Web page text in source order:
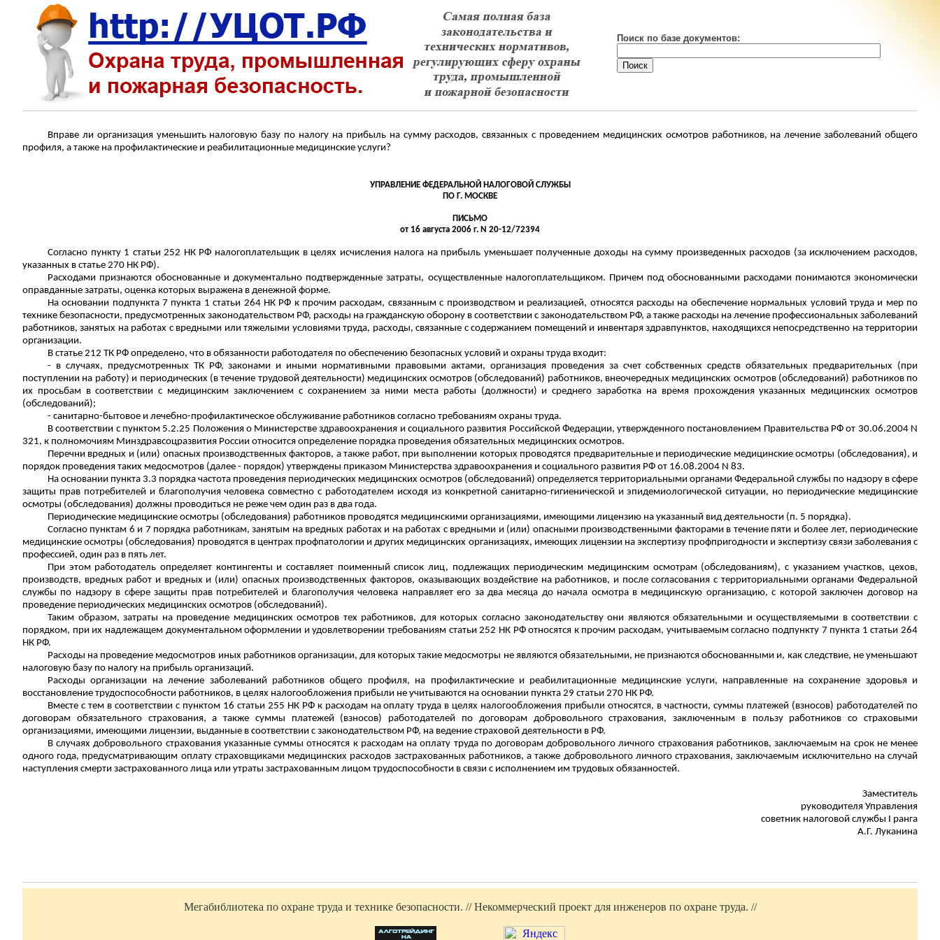
Поиск по базе документов:
Вправе ли организация уменьшить налоговую базу по налогу на прибыль на сумму расходов, связанных с проведением медицинских осмотров работников, на лечение заболеваний общего
профиля, а также на профилактические и реабилитационные медицинские услуги?
УПРАВЛЕНИЕ ФЕДЕРАЛЬНОЙ НАЛОГОВОЙ СЛУЖБЫ
ПО Г. МОСКВЕ
ПИСЬМО
от 16 августа 2006 г. N 20-12/72394
Согласно пункту 1 статьи 252 НК РФ налогоплательщик в целях исчисления налога на прибыль уменьшает полученные доходы на сумму произведенных расходов (за исключением расходов,
указанных в статье 270 НК РФ).
Расходами признаются обоснованные и документально подтвержденные затраты, осуществленные налогоплательщиком. Причем под обоснованными расходами понимаются экономически
оправданные затраты, оценка которых выражена в денежной форме.
На основании подпункта 7 пункта 1 статьи 264 НК РФ к прочим расходам, связанным с производством и реализацией, относятся расходы на обеспечение нормальных условий труда и мер по
технике безопасности, предусмотренных законодательством РФ, расходы на гражданскую оборону в соответствии с законодательством РФ, а также расходы на лечение профессиональных заболеваний
работников, занятых на работах с вредными или тяжелыми условиями труда, расходы, связанные с содержанием помещений и инвентаря здравпунктов, находящихся непосредственно на территории
организации.
В статье 212 ТК РФ определено, что в обязанности работодателя по обеспечению безопасных условий и охраны труда входит:
- в случаях, предусмотренных ТК РФ, законами и иными нормативными правовыми актами, организация проведения за счет собственных средств обязательных предварительных (при
поступлении на работу) и периодических (в течение трудовой деятельности) медицинских осмотров (обследований) работников, внеочередных медицинских осмотров (обследований) работников по
их просьбам в соответствии с медицинским заключением с сохранением за ними места работы (должности) и среднего заработка на время прохождения указанных медицинских осмотров
(обследований);
- санитарно-бытовое и лечебно-профилактическое обслуживание работников согласно требованиям охраны труда.
В соответствии с пунктом 5.2.25 Положения о Министерстве здравоохранения и социального развития Российской Федерации, утвержденного постановлением Правительства РФ от 30.06.2004 N
321, к полномочиям Минздравсоцразвития России относится определение порядка проведения обязательных медицинских осмотров.
Перечни вредных и (или) опасных производственных факторов, а также работ, при выполнении которых проводятся предварительные и периодические медицинские осмотры (обследования), и
порядок проведения таких медосмотров (далее - порядок) утверждены приказом Министерства здравоохранения и социального развития РФ от 16.08.2004 N 83.
На основании пункта 3.3 порядка частота проведения периодических медицинских осмотров (обследований) определяется территориальными органами Федеральной службы по надзору в сфере
защиты прав потребителей и благополучия человека совместно с работодателем исходя из конкретной санитарно-гигиенической и эпидемиологической ситуации, но периодические медицинские
осмотры (обследования) должны проводиться не реже чем один раз в два года.
Периодические медицинские осмотры (обследования) работников проводятся медицинскими организациями, имеющими лицензию на указанный вид деятельности (п. 5 порядка).
Согласно пунктам 6 и 7 порядка работникам, занятым на вредных работах и на работах с вредными и (или) опасными производственными факторами в течение пяти и более лет, периодические
медицинские осмотры (обследования) проводятся в центрах профпатологии и других медицинских организациях, имеющих лицензии на экспертизу профпригодности и экспертизу связи заболевания с
профессией, один раз в пять лет.
При этом работодатель определяет контингенты и составляет поименный список лиц, подлежащих периодическим медицинским осмотрам (обследованиям), с указанием участков, цехов,
производств, вредных работ и вредных и (или) опасных производственных факторов, оказывающих воздействие на работников, и после согласования с территориальными органами Федеральной
службы по надзору в сфере защиты прав потребителей и благополучия человека направляет его за два месяца до начала осмотра в медицинскую организацию, с которой заключен договор на
проведение периодических медицинских осмотров (обследований).
Таким образом, затраты на проведение медицинских осмотров тех работников, для которых согласно законодательству они являются обязательными и осуществляемыми в соответствии с
порядком, при их надлежащем документальном оформлении и удовлетворении требованиям статьи 252 НК РФ относятся к прочим расходам, учитываемым согласно подпункту 7 пункта 1 статьи 264
НК РФ.
Расходы на проведение медосмотров иных работников организации, для которых такие медосмотры не являются обязательными, не признаются обоснованными и, как следствие, не уменьшают
налоговую базу по налогу на прибыль организаций.
Расходы организации на лечение заболеваний работников общего профиля, на профилактические и реабилитационные медицинские услуги, направленные на сохранение здоровья и
восстановление трудоспособности работников, в целях налогообложения прибыли не учитываются на основании пункта 29 статьи 270 НК РФ.
Вместе с тем в соответствии с пунктом 16 статьи 255 НК РФ к расходам на оплату труда в целях налогообложения прибыли относятся, в частности, суммы платежей (взносов) работодателей по
договорам обязательного страхования, а также суммы платежей (взносов) работодателей по договорам добровольного страхования, заключенным в пользу работников со страховыми
организациями, имеющими лицензии, выданные в соответствии с законодательством РФ, на ведение страховой деятельности в РФ.
В случаях добровольного страхования указанные суммы относятся к расходам на оплату труда по договорам добровольного личного страхования работников, заключаемым на срок не менее
одного года, предусматривающим оплату страховщиками медицинских расходов застрахованных работников, а также добровольного личного страхования, заключаемым исключительно на случай
наступления смерти застрахованного лица или утраты застрахованным лицом трудоспособности в связи с исполнением им трудовых обязанностей.
Заместитель
руководителя Управления
советник налоговой службы I ранга
А.Г. Луканина
Мегабиблиотека по охране труда и технике безопасности. // Некоммерческий проект для инженеров по охране труда. //